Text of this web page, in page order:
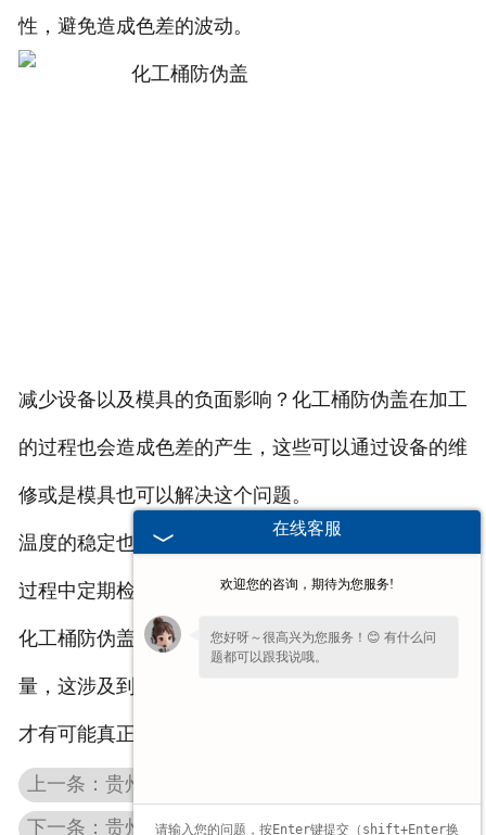
性，避免造成色差的波动。
减少设备以及模具的负面影响？化工桶防伪盖在加工
的过程也会造成色差的产生，这些可以通过设备的维
修或是模具也可以解决这个问题。
温度的稳定也会造成色差大，影响质量。因此在生产
过程中定期检查加热部门，发现异常及时处理。
化工桶防伪盖的色差在加工时可以说是非常有技术含
量，这涉及到很多方面，只有每方面都不出现差错，
才有可能真正避免色差的发生。
下一条：贵州化工桶外盖检验是否合格的标准是什么
在线客服
欢迎您的咨询，期待为您服务!
您好呀～很高兴为您服务！😊 有什么问
题都可以跟我说哦。